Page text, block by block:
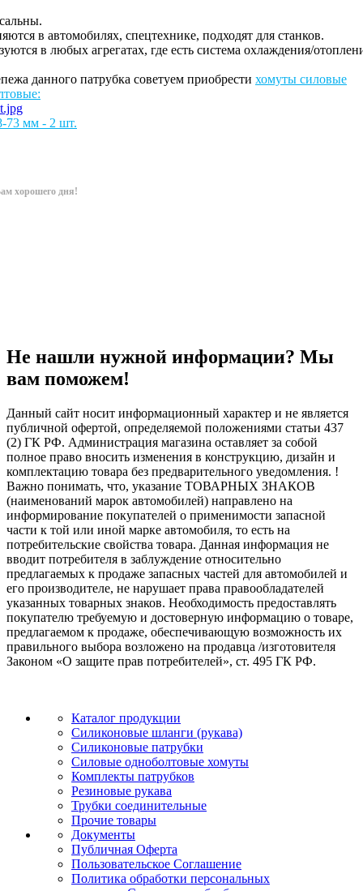
в автомобилях, спецтехнике, подходят для станков.
в любых агрегатах, где есть система охлаждения/
данного патрубка советуем приобрести хомуты силовые
73 мм - 2 шт.
хорошего дня!
Не нашли нужной информации? Мы
вам поможем!
Данный сайт носит информационный характер и не является
публичной офертой, определяемой положениями статьи 437
(2) ГК РФ. Администрация магазина оставляет за собой
полное право вносить изменения в конструкцию, дизайн и
комплектацию товара без предварительного уведомления. !
Важно понимать, что, указание ТОВАРНЫХ ЗНАКОВ
(наименований марок автомобилей) направлено на
информирование покупателей о применимости запасной
части к той или иной марке автомобиля, то есть на
потребительские свойства товара. Данная информация не
вводит потребителя в заблуждение относительно
предлагаемых к продаже запасных частей для автомобилей и
его производителе, не нарушает права правообладателей
указанных товарных знаков. Необходимость предоставлять
покупателю требуемую и достоверную информацию о товаре,
предлагаемом к продаже, обеспечивающую возможность их
правильного выбора возложено на продавца /изготовителя
Законом «О защите прав потребителей», ст. 495 ГК РФ.
Каталог продукции
Силиконовые шланги (рукава)
Силиконовые патрубки
Силовые одноболтовые хомуты
Комплекты патрубков
Резиновые рукава
Трубки соединительные
Прочие товары
Документы
Публичная Оферта
Пользовательское Соглашение
Политика обработки персональных